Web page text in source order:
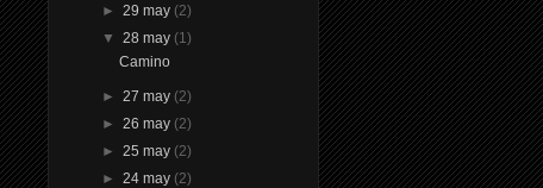
► 29 may (2)
▼ 28 may (1)
Camino
► 27 may (2)
► 26 may (2)
► 25 may (2)
► 24 may (2)